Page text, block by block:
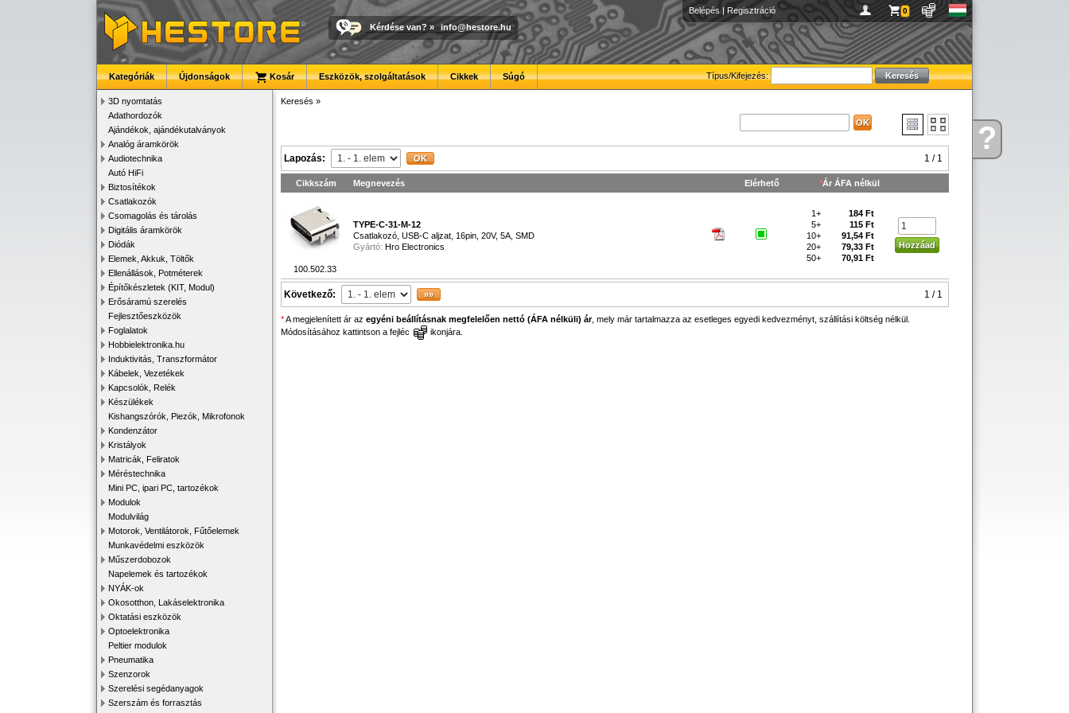
Kérdése
van
?
Belépés | Regisztráció 0
Kérdése van? » info@hestore.hu
Típus/Kifejezés:
Kategóriák Újdonságok Kosár Eszközök, szolgáltatások Cikkek Súgó
3D nyomtatás
Adathordozók
Ajándékok, ajándékutalványok
Analóg áramkörök
Audiotechnika
Autó HiFi
Biztosítékok
Csatlakozók
Csomagolás és tárolás
Digitális áramkörök
Diódák
Elemek, Akkuk, Töltők
Ellenállások, Potméterek
Építőkészletek (KIT, Modul)
Erősáramú szerelés
Fejlesztőeszközök
Foglalatok
Hobbielektronika.hu
Induktivitás, Transzformátor
Kábelek, Vezetékek
Kapcsolók, Relék
Készülékek
Kishangszórók, Piezók, Mikrofonok
Kondenzátor
Kristályok
Matricák, Feliratok
Méréstechnika
Mini PC, ipari PC, tartozékok
Modulok
Modulvilág
Motorok, Ventilátorok, Fűtőelemek
Munkavédelmi eszközök
Műszerdobozok
Napelemek és tartozékok
NYÁK-ok
Okosotthon, Lakáselektronika
Oktatási eszközök
Optoelektronika
Peltier modulok
Pneumatika
Szenzorok
Szerelési segédanyagok
Szerszám és forrasztás
Keresés »
Lapozás: 1 / 1
Cikkszám Megnevezés Elérhető *Ár ÁFA nélkül
100.502.33
TYPE-C-31-M-12
Csatlakozó, USB-C aljzat, 16pin, 20V, 5A, SMD
Gyártó: Hro Electronics
1+
184 Ft
5+
115 Ft
10+
91,54 Ft
20+
79,33 Ft
50+
70,91 Ft
Következő: 1 / 1
*A megjelenített ár az egyéni beállításnak megfelelően nettó (ÁFA nélküli) ár, mely már tartalmazza az esetleges egyedi kedvezményt, szállítási költség nélkül.
Módosításához kattintson a fejléc
ikonjára.